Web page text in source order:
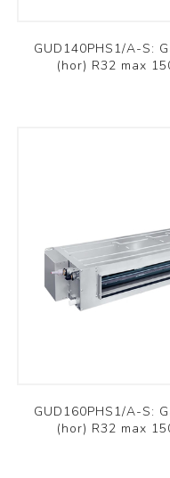
GUD140PHS1/A-S:
(hor) R32 max
GUD160PHS1/A-S:
(hor) R32 max